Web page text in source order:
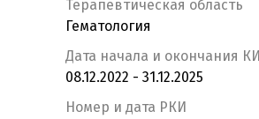
Терапевтическая область
Гематология
Дата начала и окончания КИ
08.12.2022 - 31.12.2025
Номер и дата РКИ